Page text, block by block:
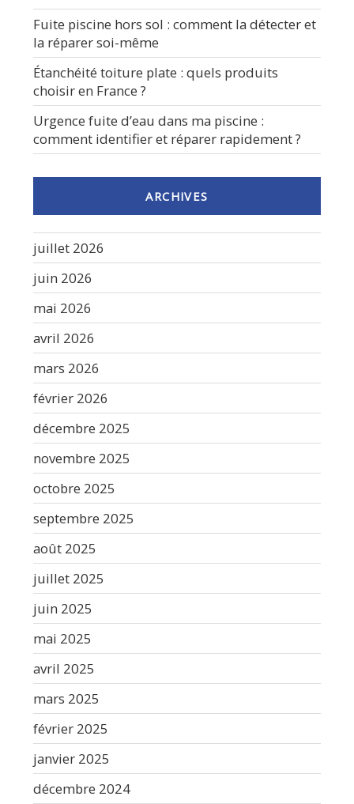
Fuite piscine hors sol : comment la détecter et
la réparer soi-même
Étanchéité toiture plate : quels produits
choisir en France ?
Urgence fuite d’eau dans ma piscine :
comment identifier et réparer rapidement ?
ARCHIVES
juillet 2026
juin 2026
mai 2026
avril 2026
mars 2026
février 2026
décembre 2025
novembre 2025
octobre 2025
septembre 2025
août 2025
juillet 2025
juin 2025
mai 2025
avril 2025
mars 2025
février 2025
janvier 2025
décembre 2024